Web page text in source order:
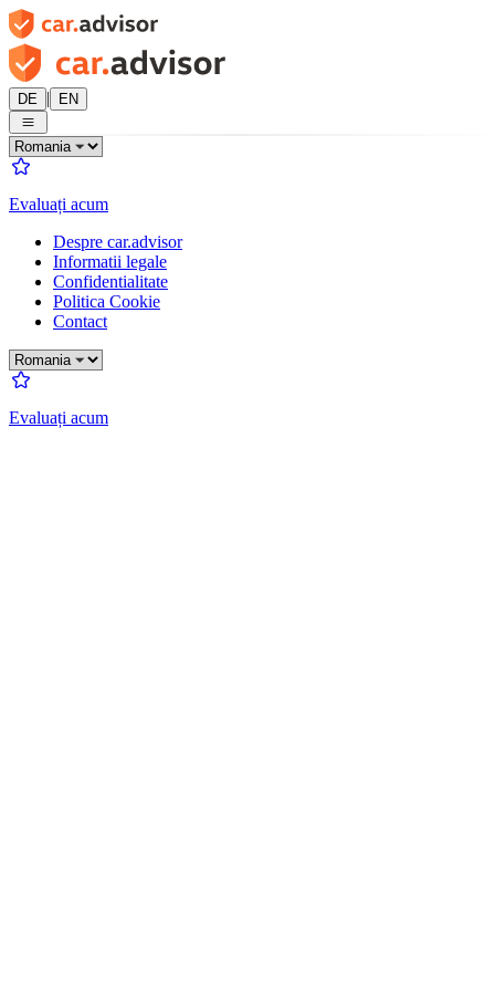
DE | EN
Evaluați acum
Despre car.advisor
Informatii legale
Confidentialitate
Politica Cookie
Contact
Evaluați acum